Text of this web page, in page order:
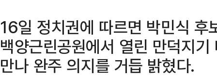
16일 정치권에 따르면 박민식 후
백양근린공원에서 열린 만덕지
만나 완주 의지를 거듭 밝혔다.